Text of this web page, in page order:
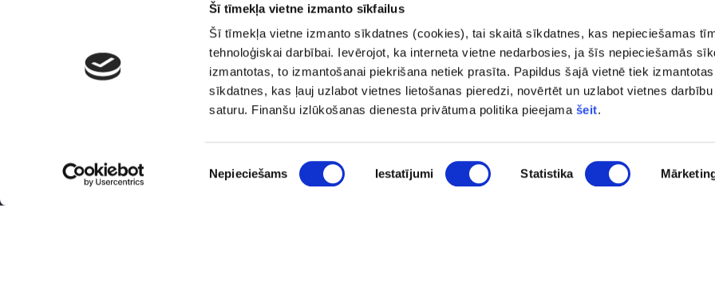
Šī tīmekļa vietne izmanto sīkfailus
Šī tīmekļa vietne izmanto sīkdatnes (cookies), tai skaitā sīkdatnes, kas nepieciešamas
tehnoloģiskai darbībai. Ievērojot, ka interneta vietne nedarbosies, ja šīs nepieciešamās
izmantotas, to izmantošanai piekrišana netiek prasīta. Papildus šajā vietnē tiek
sīkdatnes, kas ļauj uzlabot vietnes lietošanas pieredzi, novērtēt un uzlabot vietnes darbību
saturu. Finanšu izlūkošanas dienesta privātuma politika pieejama šeit.
izvēle
Nepieciešams Iestatījumi Statistika
Finanšu
Ģimenei draudzīga
Kontakti
pasts@fid.gov.lv; e-adrese
rēķiniem:
EINVOICE@40900025406